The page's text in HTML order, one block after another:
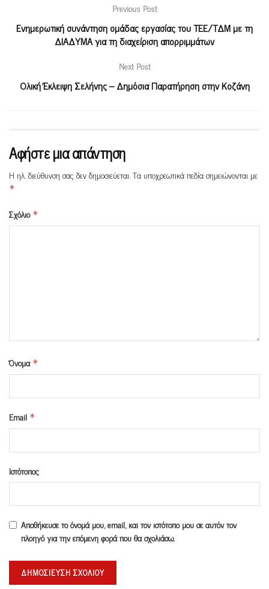
Previous Post
Ενημερωτική συνάντηση ομάδας εργασίας του ΤΕΕ/ΤΔΜ με τη
ΔΙΑΔΥΜΑ για τη διαχείριση απορριμμάτων
Next Post
Ολική Έκλειψη Σελήνης – Δημόσια Παρατήρηση στην Κοζάνη
Αφήστε μια απάντηση
Η ηλ. διεύθυνση σας δεν δημοσιεύεται.Τα υποχρεωτικά πεδία σημειώνονται με
*
Σχόλιο *
Όνομα *
Email *
Ιστότοπος
Αποθήκευσε το όνομά μου, email, και τον ιστότοπο μου σε αυτόν τον
πλοηγό για την επόμενη φορά που θα σχολιάσω.